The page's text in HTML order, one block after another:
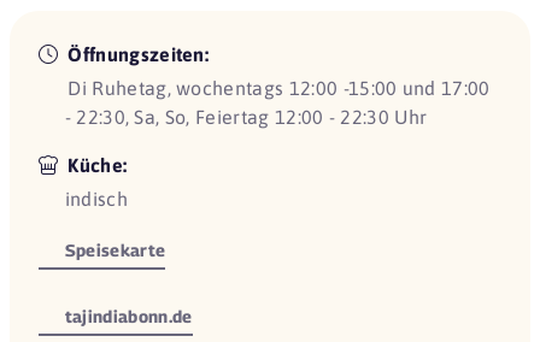
Öffnungszeiten:
Di Ruhetag, wochentags 12:00 -15:00 und 17:00
- 22:30, Sa, So, Feiertag 12:00 - 22:30 Uhr
Küche:
indisch
Speisekarte
tajindiabonn.de